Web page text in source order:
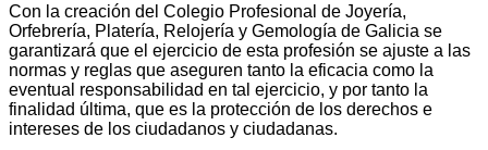
Con la creación del Colegio Profesional de Joyería,
Orfebrería, Platería, Relojería y Gemología de Galicia se
garantizará que el ejercicio de esta profesión se ajuste a las
normas y reglas que aseguren tanto la eficacia como la
eventual responsabilidad en tal ejercicio, y por tanto la
finalidad última, que es la protección de los derechos e
intereses de los ciudadanos y ciudadanas.